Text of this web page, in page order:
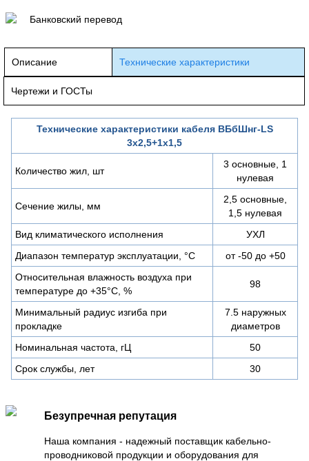
Банковский перевод
Описание Технические характеристики
Чертежи и ГОСТы
Технические характеристики кабеля ВБбШнг-LS
3х2,5+1х1,5
Количество жил, шт
3 основные, 1
нулевая
Сечение жилы, мм
2,5 основные,
1,5 нулевая
Вид климатического исполнения
УХЛ
Диапазон температур эксплуатации, °С
от -50 до +50
Относительная влажность воздуха при
температуре до +35°С, %
98
Минимальный радиус изгиба при
прокладке
7.5 наружных
диаметров
Номинальная частота, гЦ
50
Срок службы, лет
30
Безупречная репутация
Наша компания - надежный поставщик кабельно-
проводниковой продукции и оборудования для